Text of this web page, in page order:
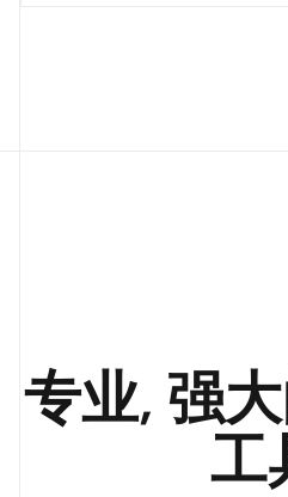
专业, 强
工